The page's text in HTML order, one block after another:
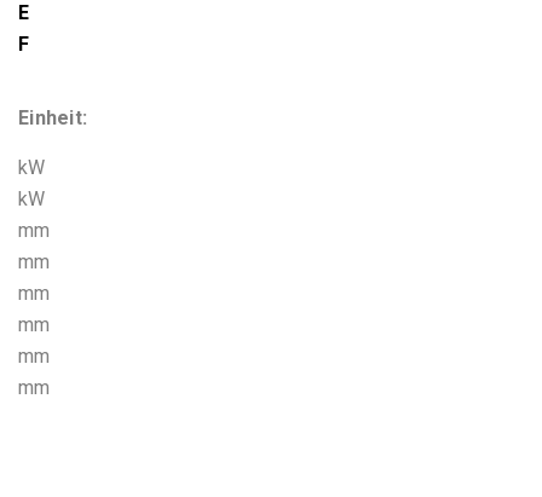
E
F
Einheit:
kW
kW
mm
mm
mm
mm
mm
mm